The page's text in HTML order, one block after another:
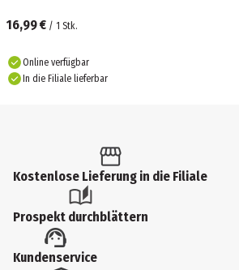
16,99 € / 1 Stk.
Online verfügbar
In die Filiale lieferbar
Kostenlose Lieferung in die Filiale
Prospekt durchblättern
Kundenservice